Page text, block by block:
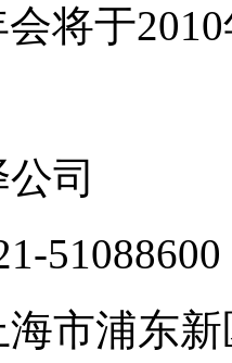
将于
司
51088600
海市浦东新